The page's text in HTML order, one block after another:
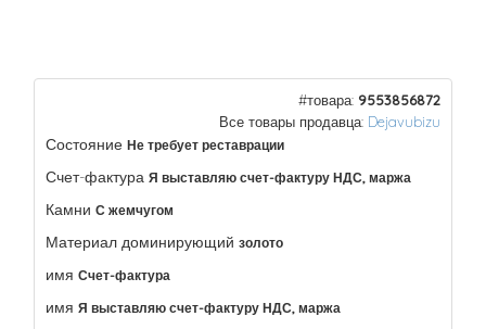
#товара: 9553856872
Все товары продавца: Dejavubizu
Состояние Не требует реставрации
Счет-фактура Я выставляю счет-фактуру НДС, маржа
Камни С жемчугом
Материал доминирующий золото
имя Счет-фактура
имя Я выставляю счет-фактуру НДС, маржа